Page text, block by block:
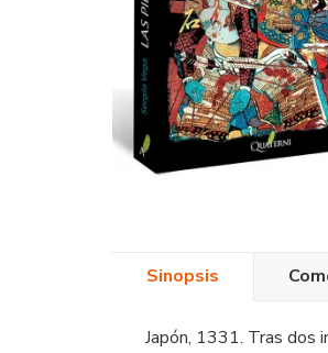
Sinopsis
Japón, 1331. Tras dos